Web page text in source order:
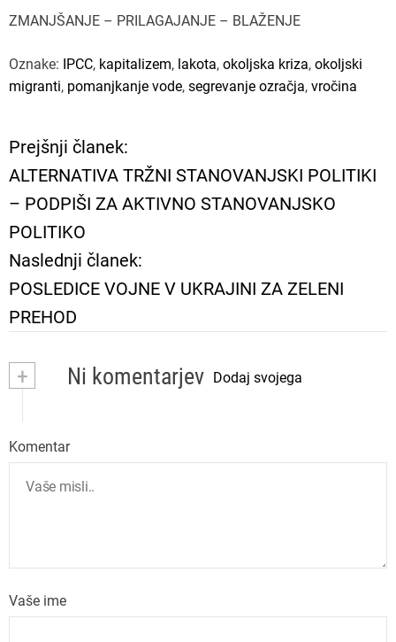
ZMANJŠANJE – PRILAGAJANJE – BLAŽENJE
Oznake: IPCC, kapitalizem, lakota, okoljska kriza, okoljski
migranti, pomanjkanje vode, segrevanje ozračja, vročina
N
a
v
i
g
a
i
p
r
Prejšnji članek:
ALTERNATIVA TRŽNI STANOVANJSKI POLITIKI
– PODPIŠI ZA AKTIVNO STANOVANJSKO
POLITIKO
Naslednji članek:
POSLEDICE VOJNE V UKRAJINI ZA ZELENI
PREHOD
+ Ni komentarjev Dodaj svojega
Komentar
Vaše ime